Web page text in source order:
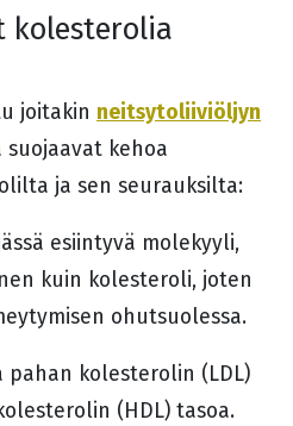
kolesterolia
joitakin neitsytoliiviöljyn
kehoa
ja sen seurauksilta:
esiintyvä molekyyli,
kuin kolesteroli, joten
ohutsuolessa.
pahan kolesterolin (LDL)
(HDL) tasoa.